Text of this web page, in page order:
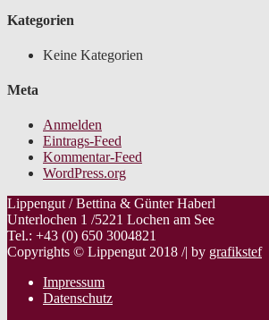
Kategorien
Keine Kategorien
Meta
Anmelden
Eintrags-Feed
Kommentar-Feed
WordPress.org
Lippengut / Bettina & Günter Haberl
Unterlochen 1 /5221 Lochen am See
Tel.: +43 (0) 650 3004821
Copyrights © Lippengut 2018 /| by grafikstef
Impressum
Datenschutz